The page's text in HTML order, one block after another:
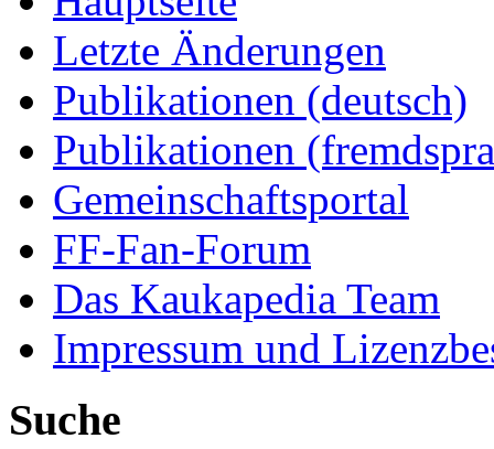
Letzte Änderungen
Publikationen (deutsch)
Publikationen
Gemeinschaftsportal
FF-Fan-Forum
Das Kaukapedia Team
Impressum und
Suche